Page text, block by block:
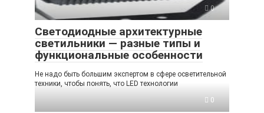
0
Светодиодные архитектурные
светильники — разные типы и
функциональные особенности
Не надо быть большим экспертом в сфере осветительной
техники, чтобы понять, что LED технологии
0